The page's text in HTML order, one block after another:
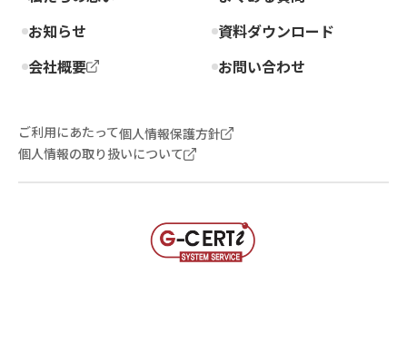
お知らせ
資料ダウンロード
お問い合わせ
会社概要
ご利用にあたって個人情報保護方針
個人情報の取り扱いについて